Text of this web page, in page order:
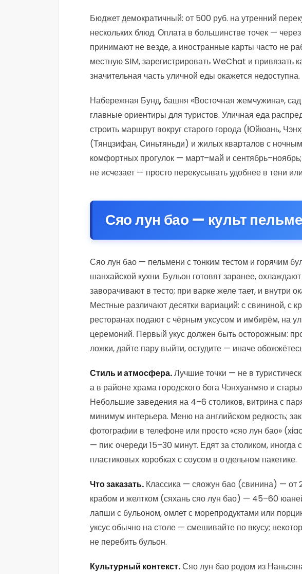
Бюджет демократичный: от 500 руб. на утренний
нескольких блюд. Оплата в большинстве точек —
принимают не везде, а иностранные карты часто не
местную SIM, зарегистрировать WeChat и привязать
значительная часть уличной еды окажется недоступна.
Набережная Бунд, башня «Восточная жемчужина»,
главные ориентиры для туристов. Уличная еда
строить маршрут вокруг старого города (Юйюань,
(Тянцзифан, Синьтяньди) и жилых кварталов с
комфортных прогулок — март–май и
не исчезает — просто перекусывать удобнее в тени
Сяо лун бао — культ
Сяо лун бао — пельмени с тонким тестом и горячим
шанхайской кухни. Бульон готовят заранее,
заворачивают в тесто; при варке желе тает, и внутри
Местные различают десятки вариаций: с свининой, с
ресторанах подают с чёрным уксусом и имбирём, на
церемоний. Первый укус должен быть осторожным:
ложки, дайте пару выйти, остудите — иначе
Стиль и атмосфера.Лучшие точки — не в
а в районе храма городского бога Чэнхуанмяо и
Небольшие заведения на 4–6 столиков, витрина с
минимум интерьера. Меню на английском редкость;
фотографии в телефоне или просто «сяо лун бао»
— пик: очереди 15–30 минут. Едят за столиком, иногда
пластиковых коробках с соусом в отдельном пакетике.
Что заказать. Классика — сяожун бао (свинина) — от
крабом и желтком (сяхань сяо лун бао) — 45–60
лапши с бульоном, омлет с морепродуктами или
уксус обычно на столе — смешивайте по вкусу;
не перебить бульон.
Культурный контекст.Сяо лун бао родом из